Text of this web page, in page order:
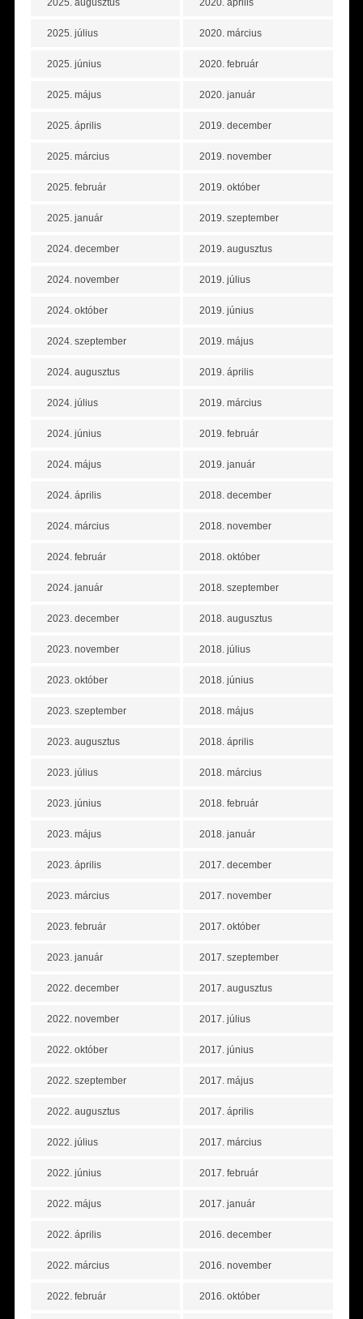
2025. augusztus
2025. július
2025. június
2025. május
2025. április
2025. március
2025. február
2025. január
2024. december
2024. november
2024. október
2024. szeptember
2024. augusztus
2024. július
2024. június
2024. május
2024. április
2024. március
2024. február
2024. január
2023. december
2023. november
2023. október
2023. szeptember
2023. augusztus
2023. július
2023. június
2023. május
2023. április
2023. március
2023. február
2023. január
2022. december
2022. november
2022. október
2022. szeptember
2022. augusztus
2022. július
2022. június
2022. május
2022. április
2022. március
2022. február
2020. április
2020. március
2020. február
2020. január
2019. december
2019. november
2019. október
2019. szeptember
2019. augusztus
2019. július
2019. június
2019. május
2019. április
2019. március
2019. február
2019. január
2018. december
2018. november
2018. október
2018. szeptember
2018. augusztus
2018. július
2018. június
2018. május
2018. április
2018. március
2018. február
2018. január
2017. december
2017. november
2017. október
2017. szeptember
2017. augusztus
2017. július
2017. június
2017. május
2017. április
2017. március
2017. február
2017. január
2016. december
2016. november
2016. október